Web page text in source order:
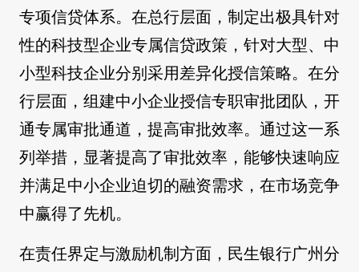
专项信贷体系。在总行层面，制定出极具针对
性的科技型企业专属信贷政策，针对大型、中
小型科技企业分别采用差异化授信策略。在分
行层面，组建中小企业授信专职审批团队，开
通专属审批通道，提高审批效率。通过这一系
列举措，显著提高了审批效率，能够快速响应
并满足中小企业迫切的融资需求，在市场竞争
中赢得了先机。
在责任界定与激励机制方面，民生银行广州分